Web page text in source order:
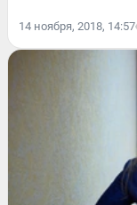
14 ноября, 2018, 14:57